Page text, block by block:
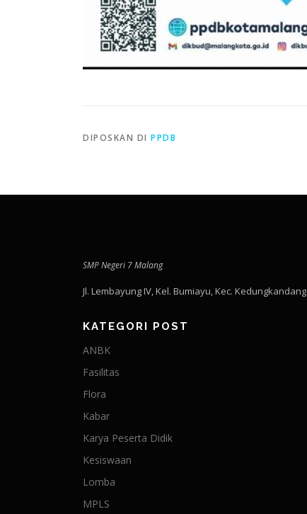
DIPOSKAN DI PPDB
SMP Negeri 7 Malang
Jl. Lembayung IV, Kel. Bumiayu, Kec. Kedungkandang
KATEGORI POST
ANBK
Fasilitas
Flora
Kabar
Karya Peserta Didik
Kesiswaan
Lomba
MPLS